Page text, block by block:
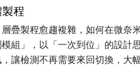
程
疊製程愈趨複雜，如何在微
組」，以「一次到位」的設
讓檢測不再需要來回切換，大幅